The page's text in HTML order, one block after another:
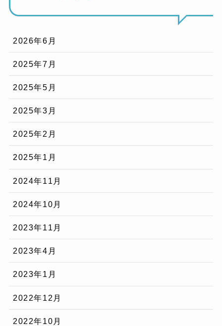
2026年6月
2025年7月
2025年5月
2025年3月
2025年2月
2025年1月
2024年11月
2024年10月
2023年11月
2023年4月
2023年1月
2022年12月
2022年10月